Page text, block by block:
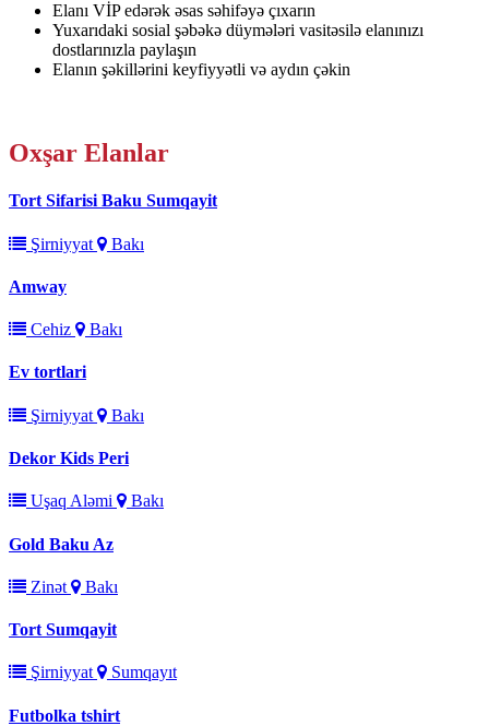
Elanı VİP edərək əsas səhifəyə çıxarın
Yuxarıdaki sosial şəbəkə düymələri vasitəsilə elanınızı
dostlarınızla paylaşın
Elanın şəkillərini keyfiyyətli və aydın çəkin
Oxşar Elanlar
Tort Sifarisi Baku Sumqayit
Şirniyyat Bakı
Amway
Cehiz Bakı
Ev tortlari
Şirniyyat Bakı
Dekor Kids Peri
Uşaq Aləmi Bakı
Gold Baku Az
Zinət Bakı
Tort Sumqayit
Şirniyyat Sumqayıt
Futbolka tshirt